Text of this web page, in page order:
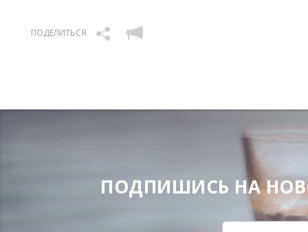
ПОДЕЛИТЬСЯ
ПОДПИШИСЬ НА